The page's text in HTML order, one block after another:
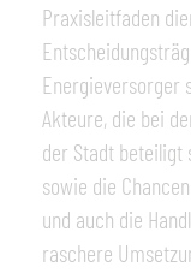
Praxisleitfaden
Energieversorger
Akteure, die bei
der Stadt beteiligt
sowie die
und auch die
raschere